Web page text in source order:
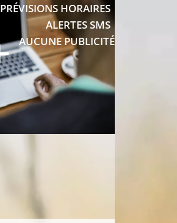
13°C
PRÉVISIONS HORAIRES
ALERTES SMS
AUCUNE PUBLICITÉ